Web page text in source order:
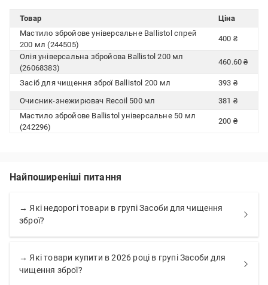
Товар
Ціна
Мастило збройове універсальне Ballistol спрей
200 мл (244505)
400 ₴
Олія універсальна збройова Ballistol 200 мл
(26068383)
460.60 ₴
Засіб для чищення зброї Ballistol 200 мл
393 ₴
Очисник-знежирювач Recoil 500 мл
381 ₴
Мастило збройове Ballistol універсальне 50 мл
(242296)
200 ₴
Найпоширеніші питання
→ Які недорогі товари в групі Засоби для чищення
зброї?
→ Які товари купити в 2026 році в групі Засоби для
чищення зброї?